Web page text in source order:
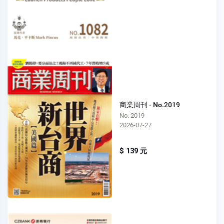
商業周刊 - No.2019
No. 2019
2026-07-27
$ 139 元